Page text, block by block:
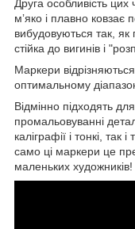
Друга особливість цих
мʼяко і плавно ковзає
вибудовуються так, як
стійка до вигинів і
Маркери
оптимальному
Відмінно підходять
промальовуванні
каліграфії і тонкі, так
само ці маркери це
маленьких художників!